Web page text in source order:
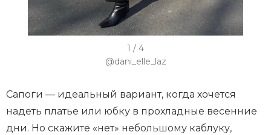
m
1
o
1 / 4
@dani_elle_laz
Сапоги — идеальный вариант, когда хочется
надеть платье или юбку в прохладные весенние
дни. Но скажите «нет» небольшому каблуку,